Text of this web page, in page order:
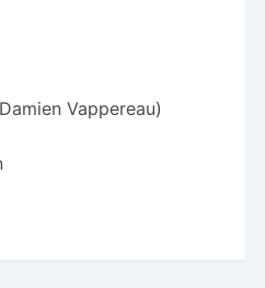
Vappereau)